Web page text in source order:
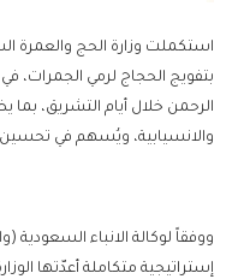
استكملت وزارة الحج والعمرة
بتفويج الحجاج لرمي الجمرات،
الرحمن خلال أيام التشريق،
والانسيابية، ويُسهم في
ووفقاً لوكالة الانباء